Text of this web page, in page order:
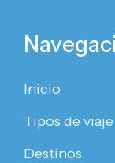
Inicio
Tipos de viaje
Destinos